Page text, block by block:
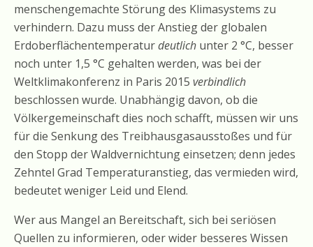
menschengemachte Störung des Klimasystems zu
verhindern. Dazu muss der Anstieg der globalen
Erdoberflächentemperaturdeutlich unter 2 °C, besser
noch unter 1,5 °C gehalten werden, was bei der
Weltklimakonferenz in Paris 2015 verbindlich
beschlossen wurde. Unabhängig davon, ob die
Völkergemeinschaft dies noch schafft, müssen wir uns
für die Senkung des Treibhausgasausstoßes und für
den Stopp der Waldvernichtung einsetzen; denn jedes
Zehntel Grad Temperaturanstieg, das vermieden wird,
bedeutet weniger Leid und Elend.
Wer aus Mangel an Bereitschaft, sich bei seriösen
Quellen zu informieren, oder wider besseres Wissen